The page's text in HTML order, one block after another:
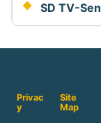
SD TV-
Privac
y
Site
Map